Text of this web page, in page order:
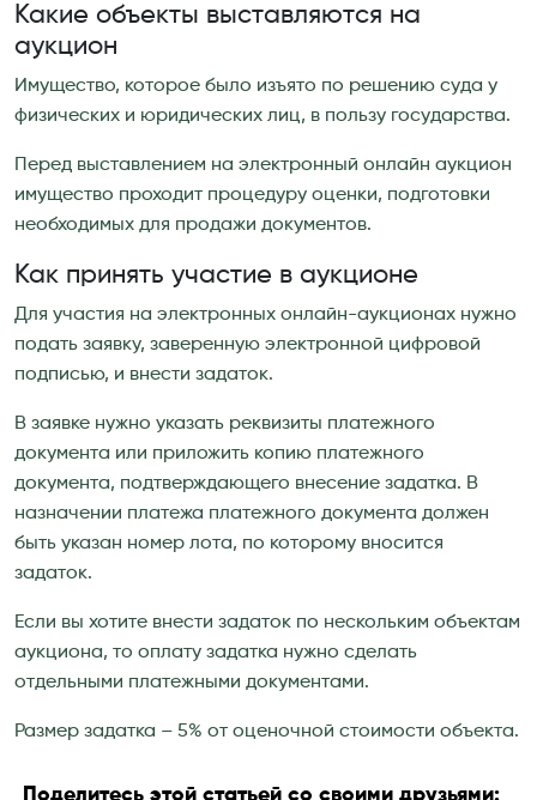
Какие объекты выставляются на
аукцион
Имущество, которое было изъято по решению суда у
физических и юридических лиц, в пользу государства.
Перед выставлением на электронный онлайн аукцион
имущество проходит процедуру оценки, подготовки
необходимых для продажи документов.
Как принять участие в аукционе
Для участия на электронных онлайн-аукционах нужно
подать заявку, заверенную электронной цифровой
подписью, и внести задаток.
В заявке нужно указать реквизиты платежного
документа или приложить копию платежного
документа, подтверждающего внесение задатка. В
назначении платежа платежного документа должен
быть указан номер лота, по которому вносится
задаток.
Если вы хотите внести задаток по нескольким объектам
аукциона, то оплату задатка нужно сделать
отдельными платежными документами.
Размер задатка – 5% от оценочной стоимости объекта.
Поделитесь этой статьей со своими друзьями: